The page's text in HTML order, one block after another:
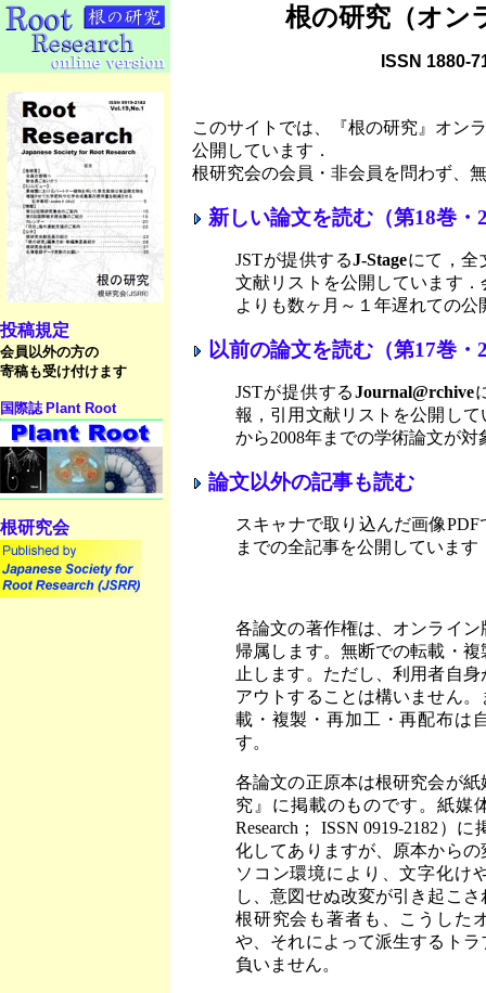
根の研究（オン
ISSN 1880-
投稿規定
会員以外の方の
寄稿も受け付けます
国際誌 Plant Root
根研究会
このサイトでは、『根の研究』オン
公開しています．
根研究会の会員・非会員を問わず、
新しい論文を読む（第18巻・
JSTが提供するJ-Stageにて，全
文献リストを公開しています
よりも数ヶ月～１年遅れての公
以前の論文を読む（第17巻・
JSTが提供するJournal@rchive
報，引用文献リストを公開して
から2008年までの学術論文が対
論文以外の記事も読む
スキャナで取り込んだ画像
までの全記事を公開しています
各論文の著作権は、オンライン
帰属します。無断での転載・
止します。ただし、利用者自
アウトすることは構いません
載・複製・再加工・再配布は
す。
各論文の正原本は根研究会が
究』に掲載のものです。紙媒
Research； ISSN 0919-2182）
化してありますが、原本から
ソコン環境により、文字化け
し、意図せぬ改変が引き起こ
根研究会も著者も、こうした
や、それによって派生するト
負いません。